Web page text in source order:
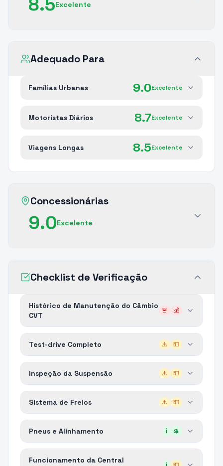
Excelente
Adequado Para
Famílias Urbanas 9.0Excelente
Motoristas Diários 8.7Excelente
Viagens Longas 8.5Excelente
Concessionárias
9.0Excelente
Checklist de Verificação
Histórico de Manutenção do Câmbio
CVT
🚨 💰
Test-drive Completo ⚠️ 💵
Inspeção da Suspensão ⚠️ 💵
Sistema de Freios ⚠️ 💵
Pneus e Alinhamento ℹ️ 💲
Funcionamento da Central